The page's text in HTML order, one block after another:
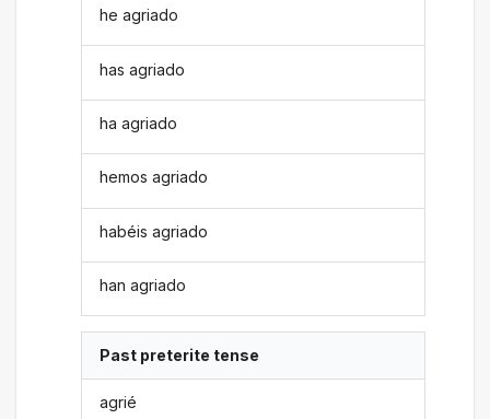
he agriado
has agriado
ha agriado
hemos agriado
habéis agriado
han agriado
Past preterite tense
agrié